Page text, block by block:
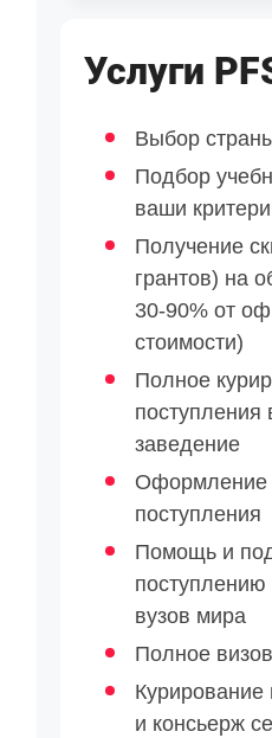
Услуги
Выбор
Подбор
ваши
Получение
грантов) на
30-90% от
стоимости)
Полное
поступления
заведение
Оформление
поступления
Помощь и
вузов мира
Полное
Курирование
и консьерж